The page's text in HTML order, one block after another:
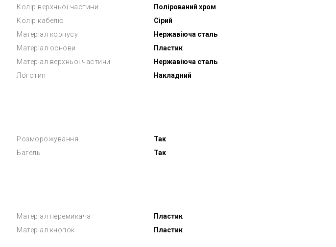
Колір верхньої частини
Полірований хром
Колір кабелю
Сірий
Матеріал корпусу
Нержавіюча сталь
Матеріал основи
Пластик
Матеріал верхньої частини
Нержавіюча сталь
Логотип
Накладний
Розморожування
Так
Багель
Так
Матеріал перемикача
Пластик
Матеріал кнопок
Пластик